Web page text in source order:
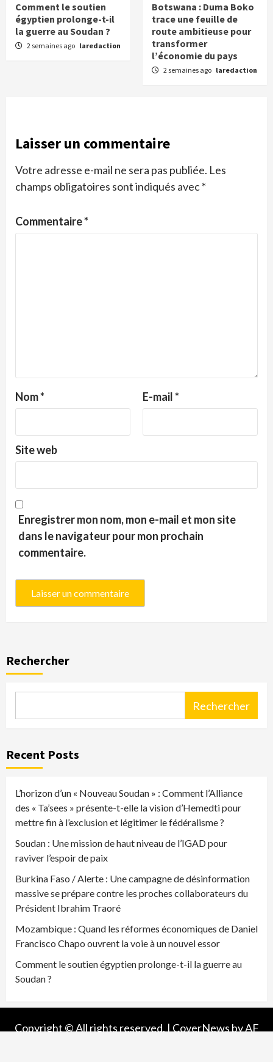
Comment le soutien
égyptien prolonge-t-il
la guerre au Soudan ?
2 semaines ago laredaction
Botswana : Duma Boko
trace une feuille de
route ambitieuse pour
transformer
l’économie du pays
2 semaines ago laredaction
Laisser un commentaire
Votre adresse e-mail ne sera pas publiée. Les
champs obligatoires sont indiqués avec*
Commentaire*
Nom* E-mail*
Site web
Enregistrer mon nom, mon e-mail et mon site
dans le navigateur pour mon prochain
commentaire.
Rechercher
Rechercher
Recent Posts
L’horizon d’un « Nouveau Soudan » : Comment l’Alliance
des « Ta’sees » présente-t-elle la vision d’Hemedti pour
mettre fin à l’exclusion et légitimer le fédéralisme ?
Soudan : Une mission de haut niveau de l’IGAD pour
raviver l’espoir de paix
Burkina Faso / Alerte : Une campagne de désinformation
massive se prépare contre les proches collaborateurs du
Président Ibrahim Traoré
Mozambique : Quand les réformes économiques de Daniel
Francisco Chapo ouvrent la voie à un nouvel essor
Comment le soutien égyptien prolonge-t-il la guerre au
Soudan ?
Copyright © All rights reserved.|CoverNewsby AF